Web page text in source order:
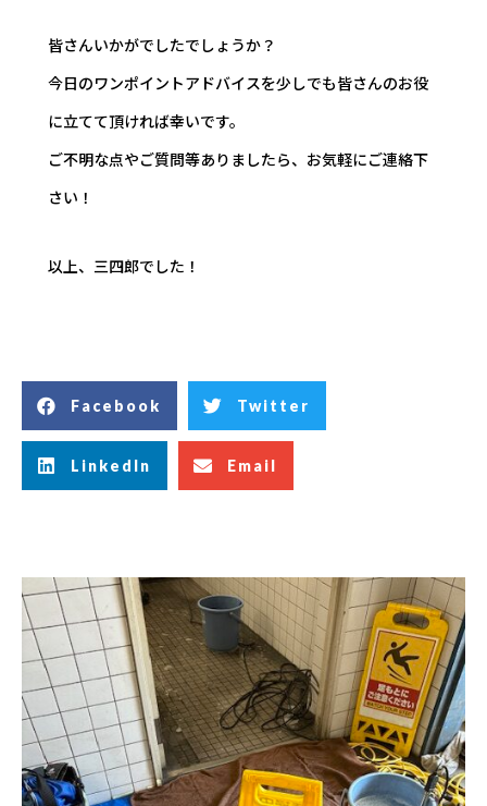
皆さんいかがでしたでしょうか？
今日のワンポイントアドバイスを少しでも皆さんのお役
に立てて頂ければ幸いです。
ご不明な点やご質問等ありましたら、お気軽にご連絡下
さい！
以上、三四郎でした！
Facebook Twitter
LinkedIn Email